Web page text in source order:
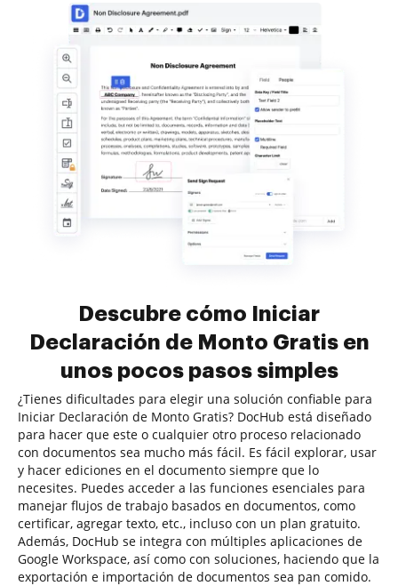
Descubre cómo Iniciar
Declaración de Monto Gratis en
unos pocos pasos simples
¿Tienes dificultades para elegir una solución confiable para
Iniciar Declaración de Monto Gratis? DocHub está diseñado
para hacer que este o cualquier otro proceso relacionado
con documentos sea mucho más fácil. Es fácil explorar, usar
y hacer ediciones en el documento siempre que lo
necesites. Puedes acceder a las funciones esenciales para
manejar flujos de trabajo basados en documentos, como
certificar, agregar texto, etc., incluso con un plan gratuito.
Además, DocHub se integra con múltiples aplicaciones de
Google Workspace, así como con soluciones, haciendo que la
exportación e importación de documentos sea pan comido.